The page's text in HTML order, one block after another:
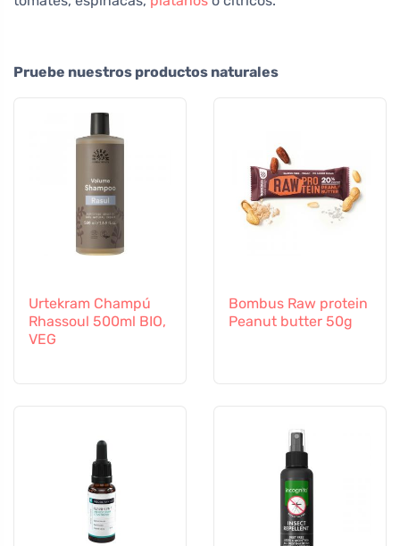
Pruebe nuestros productos naturales
Urtekram Champú
Rhassoul 500ml BIO,
VEG
Bombus Raw protein
Peanut butter 50g